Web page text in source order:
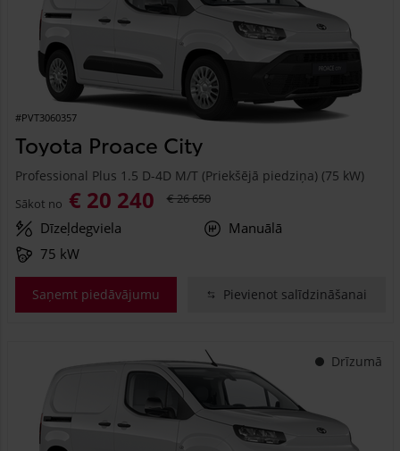
#PVT3060357
Toyota Proace City
Professional Plus 1.5 D-4D M/T (Priekšējā piedziņa) (75 kW)
Sākot no € 20 240 € 26 650
Dīzeļdegviela
Manuālā
75 kW
Saņemt piedāvājumu Pievienot salīdzināšanai
Drīzumā